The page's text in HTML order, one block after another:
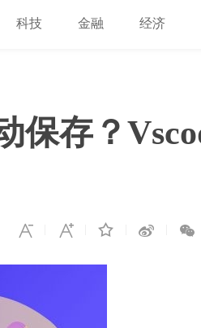
科技 金融 经济
保存？